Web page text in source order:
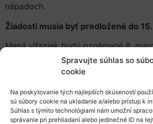
Spravujte súhlas so
cookie
Na poskytovanie tých najlepších skúseností
sú súbory cookie na ukladanie a/alebo prístup k
Súhlas s týmito technológiami nám umožní
správanie pri prehliadaní alebo jedinečné ID na
nápadoch.
Žiadosti musia byť predložené do
Mená víťaziek budú oznámené 8.
Medzinárodného dňa žien.
Bližšie informácie o Cene pre ženy
tu.